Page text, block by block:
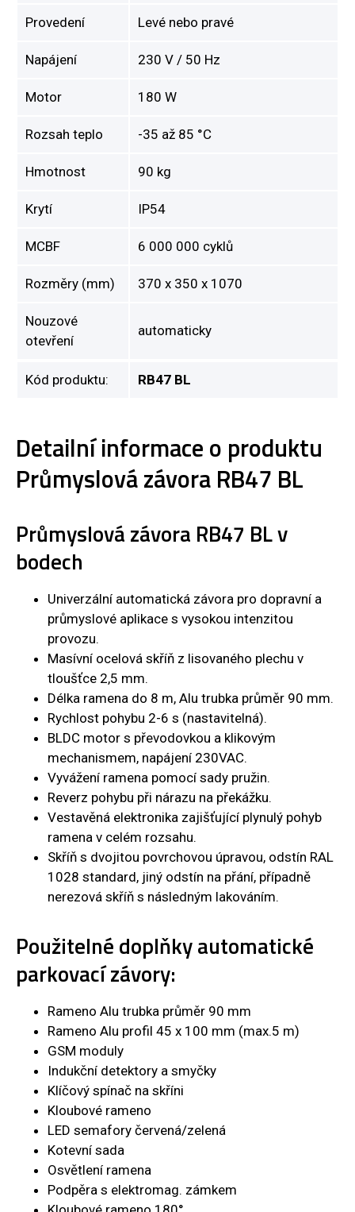
Provedení Levé nebo pravé
Napájení 230 V / 50 Hz
Motor 180 W
Rozsah teplo -35 až 85 °C
Hmotnost 90 kg
Krytí IP54
MCBF 6 000 000 cyklů
Rozměry (mm) 370 x 350 x 1070
Nouzové
otevření
automaticky
Kód produktu: RB47 BL
Detailní informace o produktu
Průmyslová závora RB47 BL
Průmyslová závora RB47 BL v
bodech
Univerzální automatická závora pro dopravní a
průmyslové aplikace s vysokou intenzitou
provozu.
Masívní ocelová skříň z lisovaného plechu v
tloušťce 2,5 mm.
Délka ramena do 8 m, Alu trubka průměr 90 mm.
Rychlost pohybu 2-6 s (nastavitelná).
BLDC motor s převodovkou a klikovým
mechanismem, napájení 230VAC.
Vyvážení ramena pomocí sady pružin.
Reverz pohybu při nárazu na překážku.
Vestavěná elektronika zajišťující plynulý pohyb
ramena v celém rozsahu.
Skříň s dvojitou povrchovou úpravou, odstín RAL
1028 standard, jiný odstín na přání, případně
nerezová skříň s následným lakováním.
Použitelné doplňky automatické
parkovací závory:
Rameno Alu trubka průměr 90 mm
Rameno Alu profil 45 x 100 mm (max.5 m)
GSM moduly
Indukční detektory a smyčky
Klíčový spínač na skříni
Kloubové rameno
LED semafory červená/zelená
Kotevní sada
Osvětlení ramena
Podpěra s elektromag. zámkem